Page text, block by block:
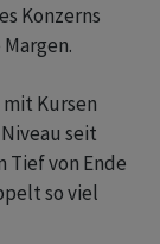
Konzerns
Kursen
seit
Tief von Ende
so viel